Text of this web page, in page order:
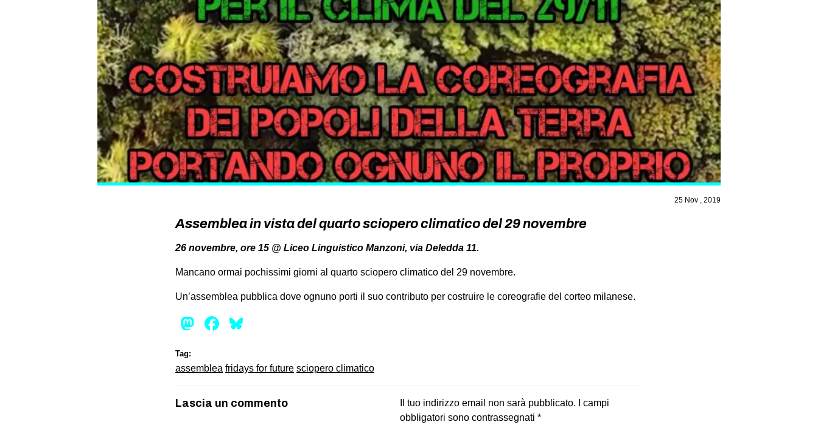
25 Nov , 2019
Assemblea in vista del quarto sciopero climatico del 29 novembre
26 novembre, ore 15 @ Liceo Linguistico Manzoni, via Deledda 11.
Mancano ormai pochissimi giorni al quarto sciopero climatico del 29 novembre.
Un’assemblea pubblica dove ognuno porti il suo contributo per costruire le coreografie del corteo milanese.
Mastodon
Facebook
Tag:
assemblea fridays for future sciopero climatico
Lascia un commento Il tuo indirizzo email non sarà pubblicato.
I campi
obbligatori sono contrassegnati *